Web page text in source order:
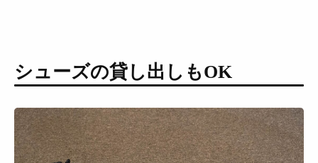
シューズの貸し出しもOK